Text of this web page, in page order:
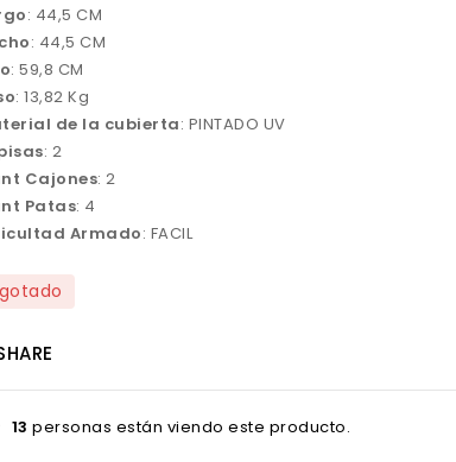
: 44,5 CM
: 44,5 CM
: 59,8 CM
: 13,82 Kg
de la cubierta: PINTADO UV
: 2
Cajones: 2
Patas: 4
Armado: FACIL
13 personas están viendo este producto.